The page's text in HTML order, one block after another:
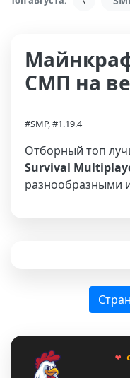
СМП на
#SMP, #1.19.4
Отборный топ
Survival
разнообразными
❤